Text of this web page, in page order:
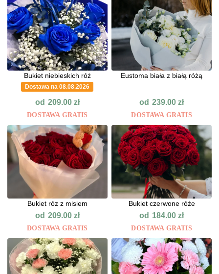
Bukiet niebieskich róż
Dostawa na 08.08.2026
od 209.00 zł
DOSTAWA GRATIS
Eustoma biała z białą różą
od 239.00zł
DOSTAWA GRATIS
Bukiet róz z misiem
od 209.00 zł
DOSTAWA GRATIS
Bukiet czerwone róże
od 184.00zł
DOSTAWA GRATIS